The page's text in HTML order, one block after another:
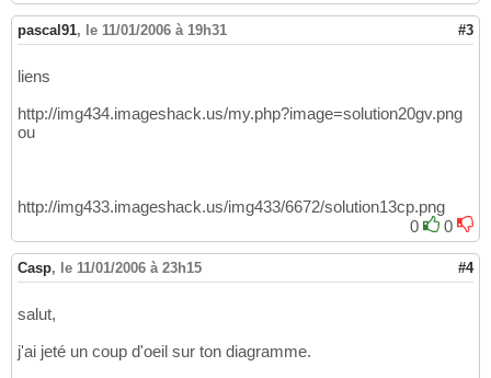
pascal91, le 11/01/2006 à 19h31 #3
liens
http://img434.imageshack.us/my.php?image=solution20gv.png
ou
http://img433.imageshack.us/img433/6672/solution13cp.png
0
0
Casp, le 11/01/2006 à 23h15 #4
salut,
j'ai jeté un coup d'oeil sur ton diagramme.